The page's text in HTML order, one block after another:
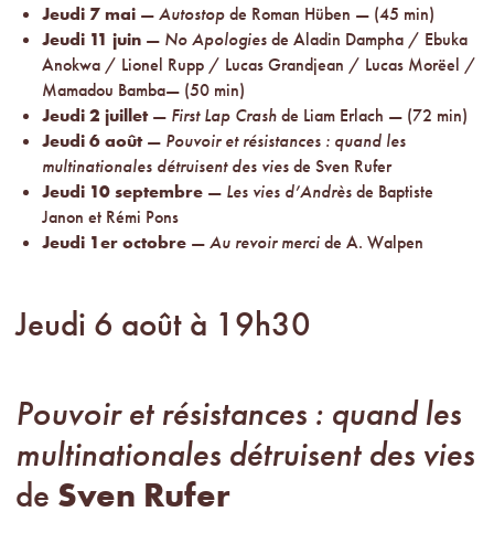
Jeudi 7 mai —Autostopde Roman Hüben — (45 min)
Jeudi 11 juin — No Apologiesde Aladin Dampha / Ebuka
Anokwa / Lionel Rupp / Lucas Grandjean / Lucas Morëel /
Mamadou Bamba— (50 min)
Jeudi 2 juillet— First Lap Crashde Liam Erlach — (72 min)
Jeudi 6 août— Pouvoir et résistances : quand les
multinationales détruisent des viesde Sven Rufer
Jeudi 10 septembre — Les vies d’Andrèsde Baptiste
Janon et Rémi Pons
Jeudi 1er octobre —Au revoir mercide A. Walpen
Jeudi 6 août à 19h30
Pouvoir et résistances : quand les
multinationales détruisent des vies
de Sven Rufer